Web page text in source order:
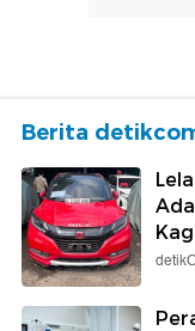
Berita